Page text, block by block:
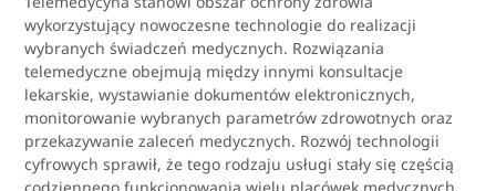
wykorzystujący nowoczesne technologie do realizacji
wybranych świadczeń medycznych. Rozwiązania
telemedyczne obejmują między innymi konsultacje
lekarskie, wystawianie dokumentów elektronicznych,
monitorowanie wybranych parametrów zdrowotnych oraz
przekazywanie zaleceń medycznych. Rozwój technologii
cyfrowych sprawił, że tego rodzaju usługi stały się częścią